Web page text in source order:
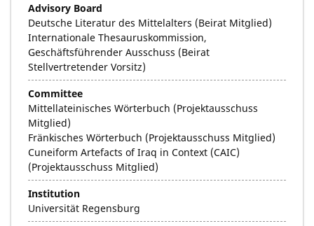
Advisory Board
Deutsche Literatur des Mittelalters (Beirat Mitglied)
Internationale Thesauruskommission,
Geschäftsführender Ausschuss (Beirat
Stellvertretender Vorsitz)
Committee
Mittellateinisches Wörterbuch (Projektausschuss
Mitglied)
Fränkisches Wörterbuch (Projektausschuss Mitglied)
Cuneiform Artefacts of Iraq in Context (CAIC)
(Projektausschuss Mitglied)
Institution
Universität Regensburg